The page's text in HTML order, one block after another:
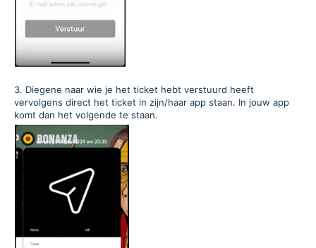
3. Diegene naar wie je het ticket hebt verstuurd heeft
vervolgens direct het ticket in zijn/haar app staan. In jouw app
komt dan het volgende te staan.